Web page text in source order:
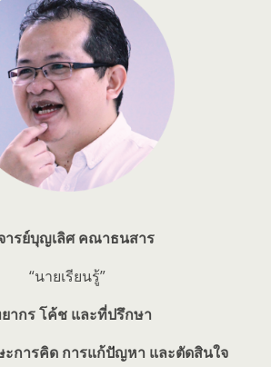
ารย์บุญเลิศ คณาธนสาร
“นายเรียนรู้”
ากร โค้ช และที่ปรึกษา
การคิด การแก้ปัญหา และตัดสินใจ